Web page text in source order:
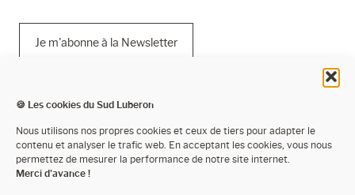
🍪 Les cookies du Sud Luberon
Nous utilisons nos propres cookies et ceux de tiers pour adapter le
contenu et analyser le trafic web. En acceptant les cookies, vous nous
permettez de mesurer la performance de notre site internet.
Merci d'avance !
Je m'abonne à la Newsletter
Mentions légales
Politique de confidentialité